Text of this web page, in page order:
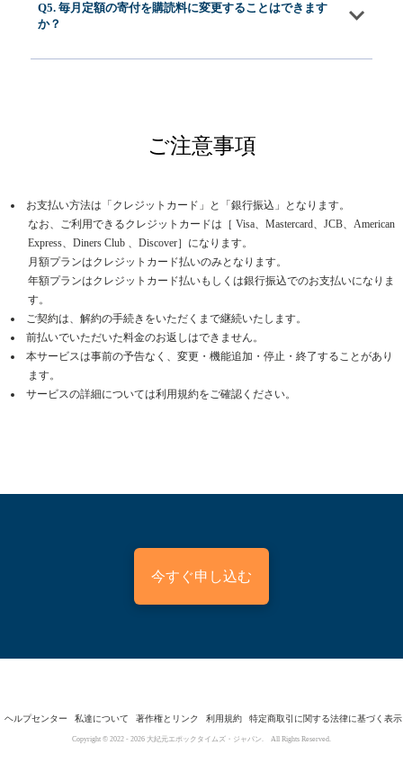
Q5. 毎月定額の寄付を購読料に変更することはできます
か？
ご注意事項
お支払い方法は「クレジットカード」と「銀行振込」となります。
なお、ご利用できるクレジットカードは［ Visa、Mastercard、JCB、American
Express、Diners Club 、Discover］になります。
月額プランはクレジットカード払いのみとなります。
年額プランはクレジットカード払いもしくは銀行振込でのお支払いになりま
す。
ご契約は、解約の手続きをいただくまで継続いたします。
前払いでいただいた料金のお返しはできません。
本サービスは事前の予告なく、変更・機能追加・停止・終了することがあり
ます。
サービスの詳細については利用規約をご確認ください。
今すぐ申し込む
ヘルプセンター 私達について 著作権とリンク 利用規約 特定商取引に関する法律に基づく表示
Copyright © 2022 - 2026 大紀元エポックタイムズ・ジャパン. All Rights Reserved.